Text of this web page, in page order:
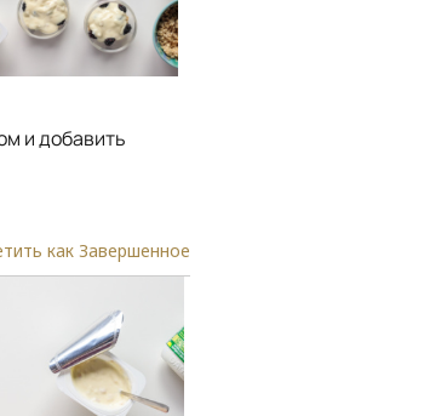
и добавить
как Завершенное